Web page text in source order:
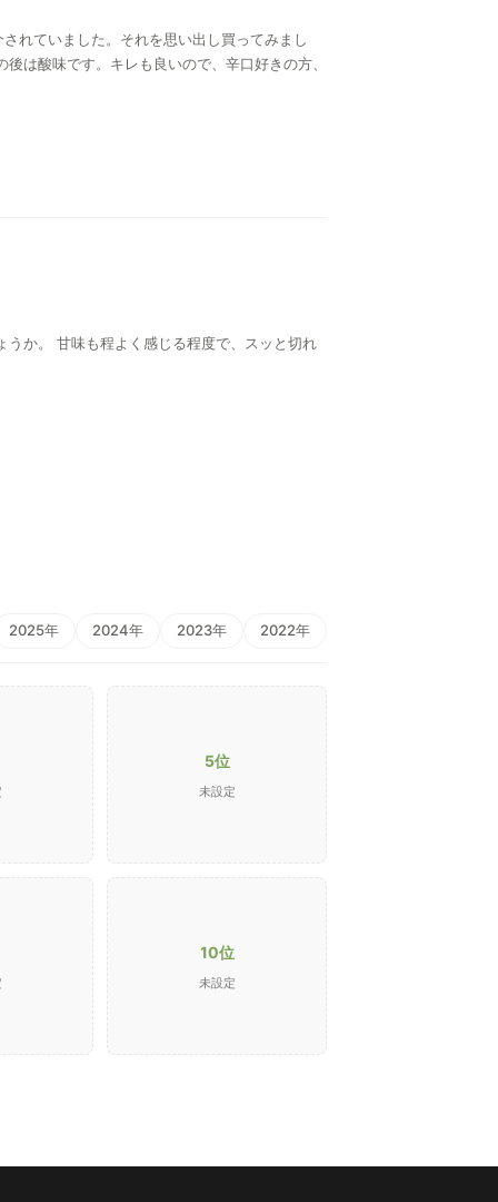
れていました。それを思い出し買ってみまし
は酸味です。キレも良いので、辛口好きの方、
か。 甘味も程よく感じる程度で、スッと切れ
2025年 2024年 2023年 2022年
5位
未設定
10位
未設定